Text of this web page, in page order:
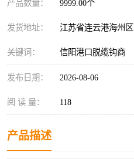
产品数量： 9999.00个
发货地址： 江苏省连云港海州区
关键词： 信阳港口脱缆钩商
发布日期： 2026-08-06
阅 读 量： 118
产品描述